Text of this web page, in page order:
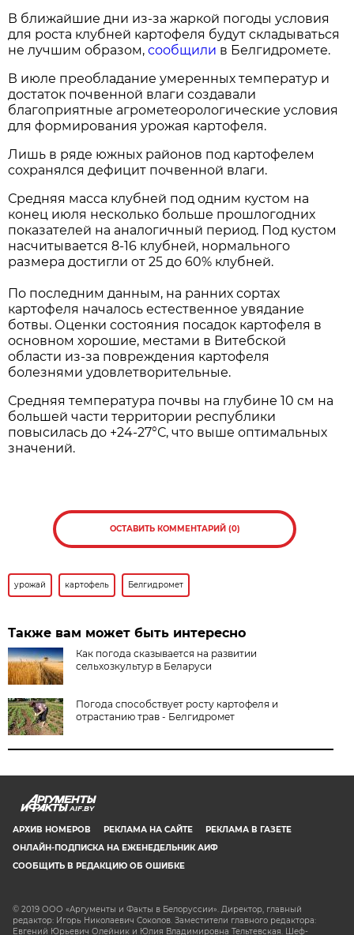
В ближайшие дни из-за жаркой погоды условия
для роста клубней картофеля будут складываться
не лучшим образом,сообщили в Белгидромете.
В июле преобладание умеренных температур и
достаток почвенной влаги создавали
благоприятные агрометеорологические условия
для формирования урожая картофеля.
Лишь в ряде южных районов под картофелем
сохранялся дефицит почвенной влаги.
Средняя масса клубней под одним кустом на
конец июля несколько больше прошлогодних
показателей на аналогичный период. Под кустом
насчитывается 8-16 клубней, нормального
размера достигли от 25 до 60% клубней.
По последним данным, на ранних сортах
картофеля началось естественное увядание
ботвы. Оценки состояния посадок картофеля в
основном хорошие, местами в Витебской
области из-за повреждения картофеля
болезнями удовлетворительные.
Средняя температура почвы на глубине 10 см на
большей части территории республики
повысилась до +24-27°С, что выше оптимальных
значений.
ОСТАВИТЬ КОММЕНТАРИЙ (0)
урожай картофель Белгидромет
Также вам может быть интересно
Как погода сказывается на развитии
сельхозкультур в Беларуси
Погода способствует росту картофеля и
отрастанию трав - Белгидромет
AIF.BY
АРХИВ НОМЕРОВ РЕКЛАМА НА САЙТЕ
РЕКЛАМА В ГАЗЕТЕ
ОНЛАЙН-ПОДПИСКА НА ЕЖЕНЕДЕЛЬНИК АИФ
СООБЩИТЬ В РЕДАКЦИЮ ОБ ОШИБКЕ
© 2019 ООО «Аргументы и Факты в Белоруссии». Директор, главный
редактор: Игорь Николаевич Соколов. Заместители главного редактора:
Евгений Юрьевич Олейник и Юлия Владимировна Тельтевская. Шеф-